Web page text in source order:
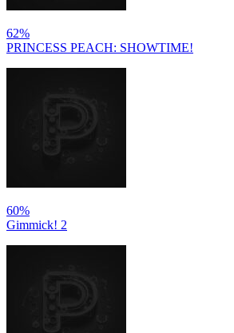
62%
PRINCESS PEACH: SHOWTIME!
60%
Gimmick! 2